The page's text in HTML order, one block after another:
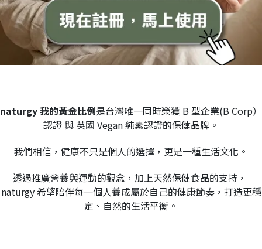
naturgy 我的黃金比例是台灣唯一同時榮獲 B 型企業(B Corp）
認證 與 英國 Vegan 純素認證的保健品牌。
我們相信，健康不只是個人的選擇，更是一種生活文化。
透過推廣營養與運動的觀念，加上天然保健食品的支持，
naturgy 希望陪伴每一個人養成屬於自己的健康節奏，打造更穩
定、自然的生活平衡。